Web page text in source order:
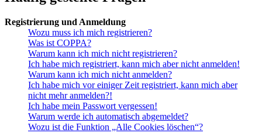
Registrierung und Anmeldung
Wozu muss ich mich registrieren?
Was ist COPPA?
Warum kann ich mich nicht registrieren?
Ich habe mich registriert, kann mich aber nicht anmelden!
Warum kann ich mich nicht anmelden?
Ich habe mich vor einiger Zeit registriert, kann mich aber
nicht mehr anmelden?!
Ich habe mein Passwort vergessen!
Warum werde ich automatisch abgemeldet?
Wozu ist die Funktion „Alle Cookies löschen“?